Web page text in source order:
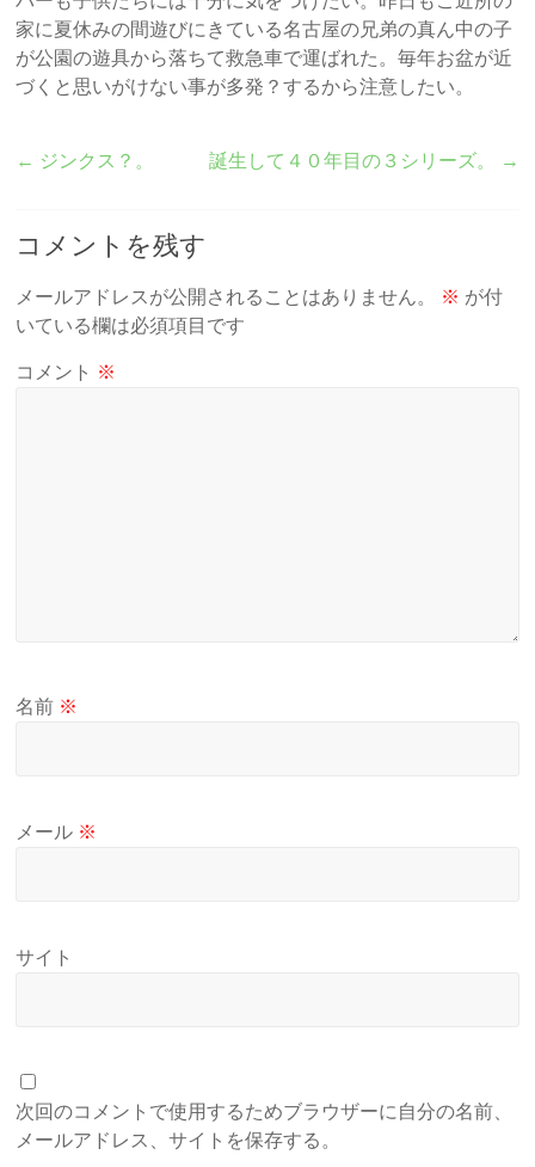
家に夏休みの間遊びにきている名古屋の兄弟の真ん中の子
が公園の遊具から落ちて救急車で運ばれた。毎年お盆が近
づくと思いがけない事が多発？するから注意したい。
← ジンクス？。 誕生して４０年目の３シリーズ。 →
コメントを残す
メールアドレスが公開されることはありません。 ※ が付
いている欄は必須項目です
コメント ※
名前 ※
メール ※
サイト
次回のコメントで使用するためブラウザーに自分の名前、
メールアドレス、サイトを保存する。